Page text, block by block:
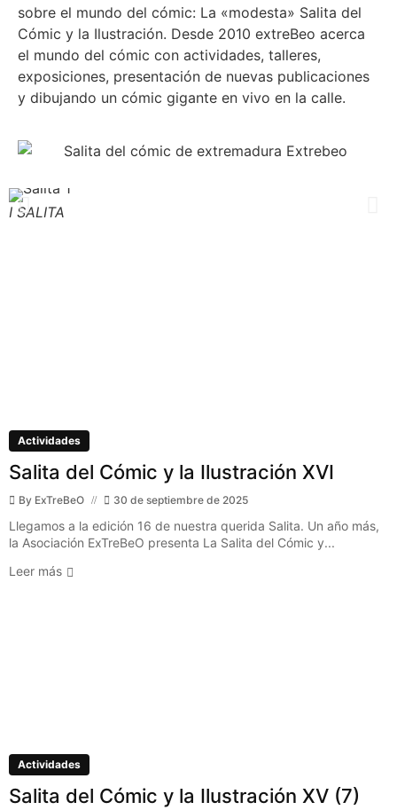
sobre el mundo del cómic: La «modesta» Salita del
Cómic y la Ilustración. Desde 2010 extreBeo acerca
el mundo del cómic con actividades, talleres,
exposiciones, presentación de nuevas publicaciones
y dibujando un cómic gigante en vivo en la calle.
I SALITA
Actividades
Salita del Cómic y la Ilustración XVI
By ExTreBeO 30 de septiembre de 2025
Llegamos a la edición 16 de nuestra querida Salita. Un año más,
la Asociación ExTreBeO presenta La Salita del Cómic y...
Leer más
Actividades
Salita del Cómic y la Ilustración XV (7)